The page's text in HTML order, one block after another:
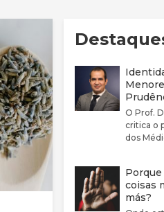
O Prof.
critica o
dos
coisas
más?